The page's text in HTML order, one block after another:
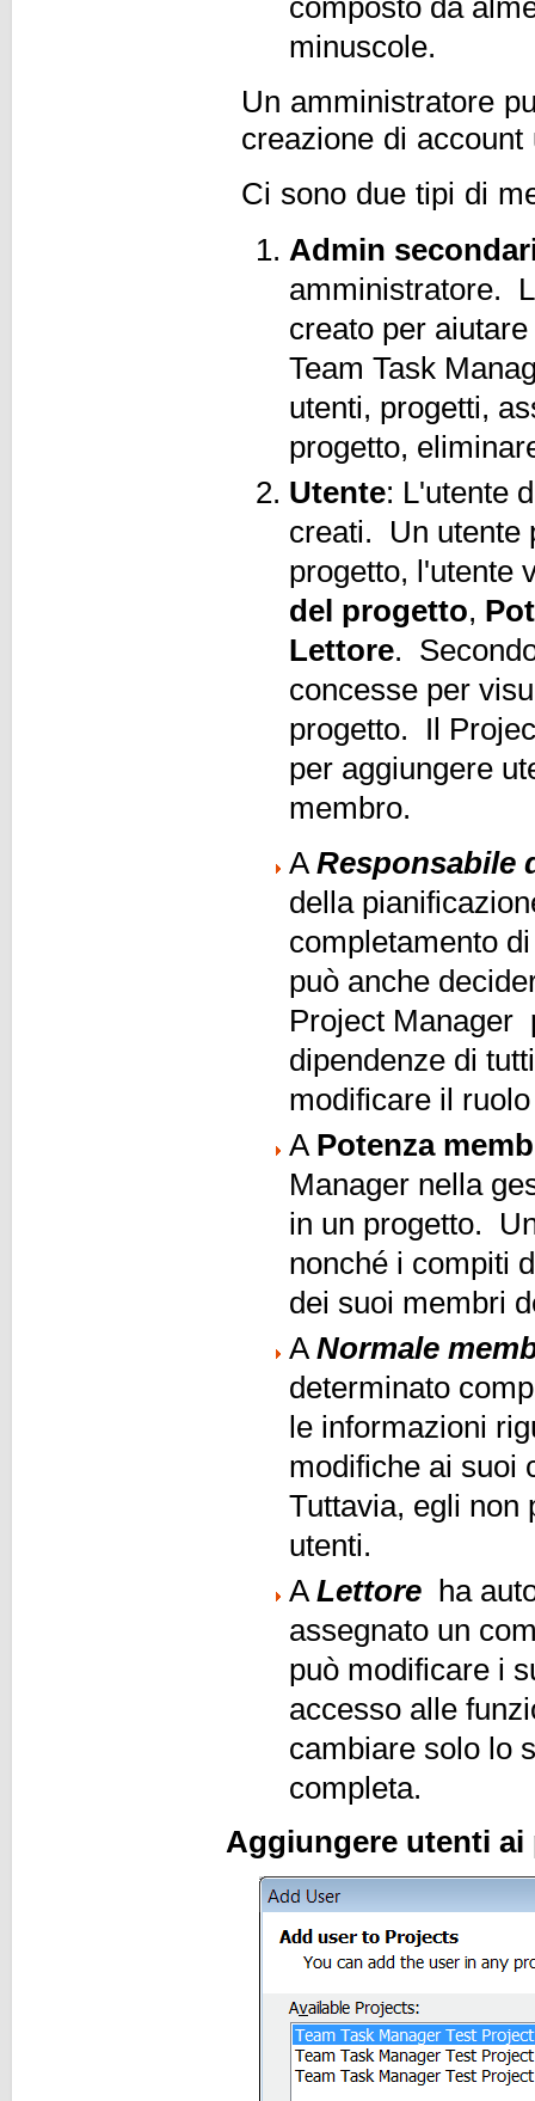
composto da
minuscole.
Un amministratore
creazione di account
Ci sono due tipi di
Admin
amministratore.
creato per
Team Task
utenti, progetti,
progetto,
Utente: L'utente
creati. Un utente
progetto, l'utente
del progetto,
Lettore.
concesse per
progetto. Il
per aggiungere
membro.
A Responsabile
della
completamento
può anche
Project Manager
dipendenze di
modificare il
A Potenza
Manager nella
in un progetto.
nonché i compiti
dei suoi membri
A Normale
determinato
le informazioni
modifiche ai suoi
Tuttavia, egli non
utenti.
A Lettore ha
assegnato un
può modificare i
accesso alle
cambiare solo lo
completa.
Aggiungere utenti